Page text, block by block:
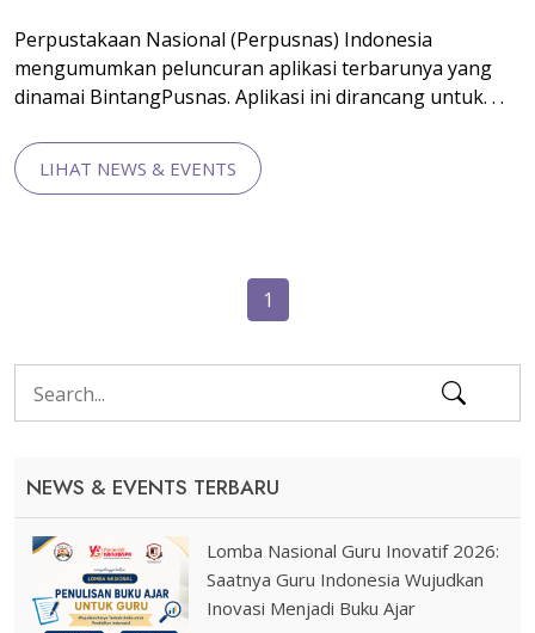
Perpustakaan Nasional (Perpusnas) Indonesia
mengumumkan peluncuran aplikasi terbarunya yang
dinamai BintangPusnas. Aplikasi ini dirancang untuk. . .
LIHAT NEWS & EVENTS
1
NEWS & EVENTS TERBARU
Lomba Nasional Guru Inovatif 2026:
Saatnya Guru Indonesia Wujudkan
Inovasi Menjadi Buku Ajar